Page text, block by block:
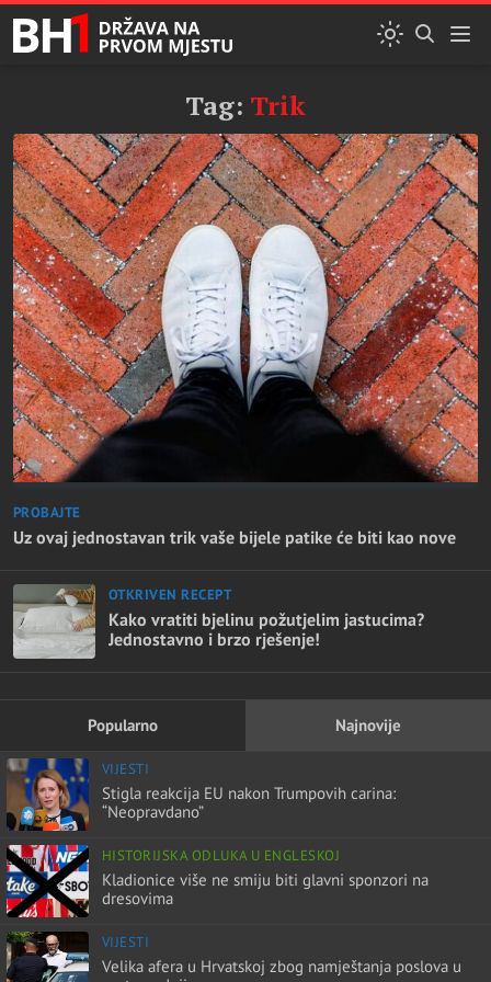
Tag: Trik
PROBAJTE
Uz ovaj jednostavan trik vaše bijele patike će biti kao nove
OTKRIVEN RECEPT
Kako vratiti bjelinu požutjelim jastucima?
Jednostavno i brzo rješenje!
Popularno Najnovije
VIJESTI
Stigla reakcija EU nakon Trumpovih carina:
“Neopravdano”
HISTORIJSKA ODLUKA U ENGLESKOJ
Kladionice više ne smiju biti glavni sponzori na
dresovima
VIJESTI
Velika afera u Hrvatskoj zbog namještanja poslova u